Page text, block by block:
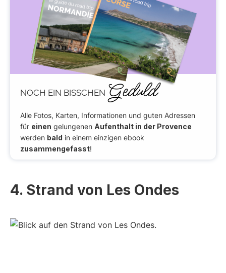
NOCH EIN BISSCHEN Geduld
Alle Fotos, Karten, Informationen und guten Adressen
für einen gelungenen Aufenthalt in der Provence
werden bald in einem einzigen ebook
zusammengefasst!
4. Strand von Les Ondes